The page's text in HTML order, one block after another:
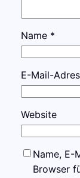
Name *
E-Mail-
Website
Name, E-
Browser